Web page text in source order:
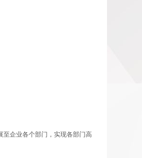
至企业各个部门，实现各部门高